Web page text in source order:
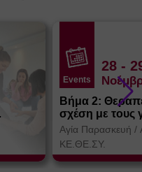
Events
28 -
Βήμα 2:
σχέση με τους
Αγία Παρασκευή /
ΚΕ.ΘΕ.ΣΥ.